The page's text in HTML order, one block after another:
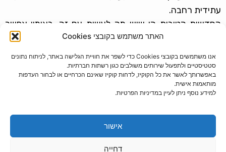
האתר משתמש בקובצי Cookies
אנו משתמשים בקובצי Cookies כדי לשפר את חוויית הגלישה באתר, לניתוח נתונים
סטטיסטיים ולתפעול שירותים משולבים כגון רשתות חברתיות.
באפשרותך לאשר את כל הקוקיז, לדחות קוקיז שאינם הכרחיים או לבחור העדפות
מותאמות אישית.
למידע נוסף ניתן לעיין במדיניות הפרטיות.
אישור
דחייה
עתידית רחבה.
החדשות הטובות הן שיש מה לעשות עם זה. באימון אפשר
לרכוש כלים ומודעות. כלים חיצוניים ופנימיים. זה לא יהפוך
אותך לשעון שוויצרי, אבל יכול לשפר את איכות החיים.
הקודם הבא
הצהרת נגישות
תנאי שימוש ומדיניות ביטולים